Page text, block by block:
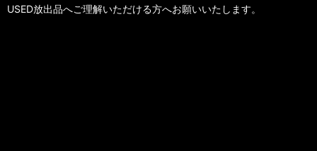
USED放出品へご理解いただける方へお願いいたします。